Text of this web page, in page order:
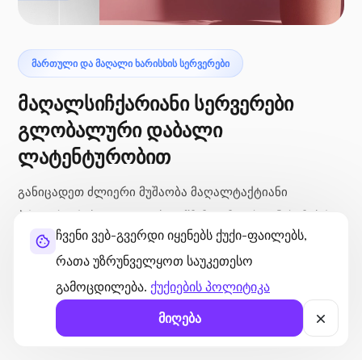
ჩვენი ვებ-გვერდი იყენებს ქუქი-ფაილებს,
რათა უზრუნველყოთ საუკეთესო
გამოცდილება. ქუქიების პოლიტიკა
მიღება
ᲛᲐᲠᲗᲣᲚᲘ ᲓᲐ ᲛᲐᲦᲐᲚᲘ ᲮᲐᲠᲘᲡᲮᲘᲡ ᲡᲔᲠᲕᲔᲠᲔᲑᲘ
მაღალსიჩქარიანი სერვერები
გლობალური დაბალი
ლატენტურობით
განიცადეთ ძლიერი მუშაობა მაღალტაქტიანი
პროცესორებით და 10 გბიტ/წმ-მდე მოთხოვნისამებრ
ქსელის სიჩქარით. ჩვენი გლობალური მონაცემთა
ცენტრების მდებარეობები უზრუნველყოფენ საშუალოდ
დაახლოებით 50 მილიწამიან პინგს, რაც
უზრუნველყოფს სწრაფ და თანმიმდევრულ წვდომას
მთელ მსოფლიოში.